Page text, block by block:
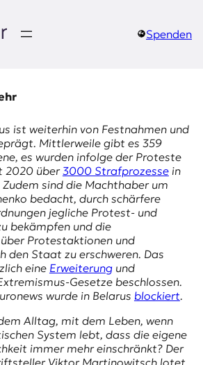
Spenden
ist weiterhin von Festnahmen und
Mittlerweile gibt es 359
es wurden infolge der Proteste
2020über3000 Strafprozessein
sind die Machthaber um
bedacht, durch schärfere
jegliche Protest- und
bekämpfen und die
Protestaktionen und
den Staat zu erschweren. Das
eine Erweiterungund
Gesetze beschlossen.
wurde in Belarus blockiert.
Alltag, mit dem Leben, wenn
System lebt, dass die eigene
immer mehr einschränkt? Der